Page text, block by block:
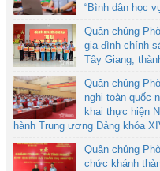
“Bình dân học
Quân chủng
gia đình chính
Tây Giang,
Quân chủng
nghị toàn quốc
khai thực hiện
hành Trung ương Đảng khóa
Quân chủng
chức khánh